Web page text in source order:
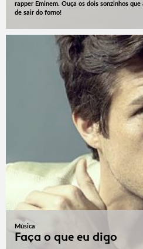
rapper Eminem. Ouça os dois sonzinhos que
de sair do forno!
Música
Faça o que eu digo